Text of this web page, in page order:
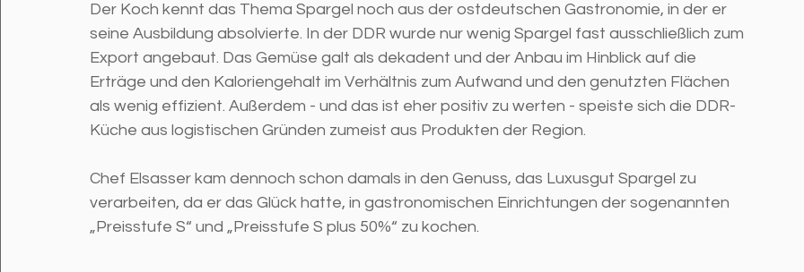
Der Koch kennt das Thema Spargel noch aus der ostdeutschen Gastronomie, in der er
seine Ausbildung absolvierte. In der DDR wurde nur wenig Spargel fast ausschließlich zum
Export angebaut. Das Gemüse galt als dekadent und der Anbau im Hinblick auf die
Erträge und den Kaloriengehalt im Verhältnis zum Aufwand und den genutzten Flächen
als wenig effizient. Außerdem - und das ist eher positiv zu werten - speiste sich die DDR-
Küche aus logistischen Gründen zumeist aus Produkten der Region.
Chef Elsasser kam dennoch schon damals in den Genuss, das Luxusgut Spargel zu
verarbeiten, da er das Glück hatte, in gastronomischen Einrichtungen der sogenannten
„Preisstufe S“ und „Preisstufe S plus 50%“ zu kochen.